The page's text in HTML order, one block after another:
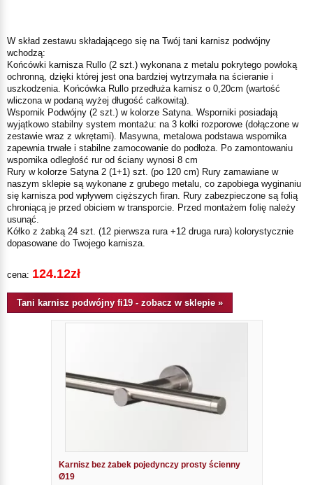
W skład zestawu składającego się na Twój tani karnisz podwójny
wchodzą:
Końcówki karnisza Rullo (2 szt.) wykonana z metalu pokrytego powłoką
ochronną, dzięki której jest ona bardziej wytrzymała na ścieranie i
uszkodzenia. Końcówka Rullo przedłuża karnisz o 0,20cm (wartość
wliczona w podaną wyżej długość całkowitą).
Wspornik Podwójny (2 szt.) w kolorze Satyna. Wsporniki posiadają
wyjątkowo stabilny system montażu: na 3 kołki rozporowe (dołączone w
zestawie wraz z wkrętami). Masywna, metalowa podstawa wspornika
zapewnia trwałe i stabilne zamocowanie do podłoża. Po zamontowaniu
wspornika odległość rur od ściany wynosi 8 cm
Rury w kolorze Satyna 2 (1+1) szt. (po 120 cm) Rury zamawiane w
naszym sklepie są wykonane z grubego metalu, co zapobiega wyginaniu
się karnisza pod wpływem cięższych firan. Rury zabezpieczone są folią
chroniącą je przed obiciem w transporcie. Przed montażem folię należy
usunąć.
Kółko z żabką 24 szt. (12 pierwsza rura +12 druga rura) kolorystycznie
dopasowane do Twojego karnisza.
cena: 124.12zł
Tani karnisz podwójny fi19 - zobacz w sklepie »
Karnisz bez żabek pojedynczy prosty ścienny
Ø19